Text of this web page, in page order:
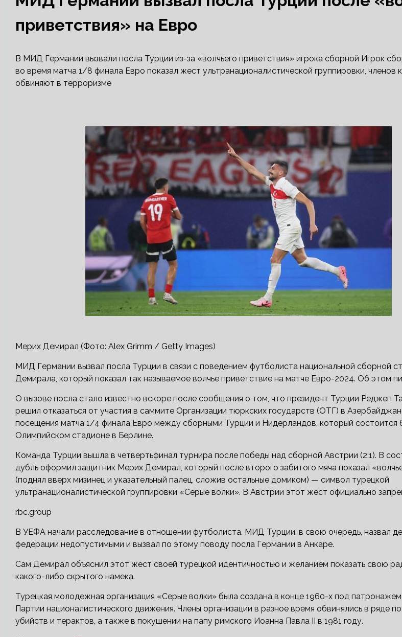
приветствия» на Евро
В МИД Германии вызвали посла Турции из-за «волчьего приветствия» игрока сборной Игрок
во время матча 1/8 финала Евро показал жест ультранационалистической группировки, членов
обвиняют в терроризме
Мерих Демирал (Фото: Alex Grimm / Getty Images)
МИД Германии вызвал посла Турции в связи с поведением футболиста национальной сборной
Демирала, который показал так называемое волчье приветствие на матче Евро-2024. Об этом
О вызове посла стало известно вскоре после сообщения о том, что президент Турции Реджеп
решил отказаться от участия в саммите Организации тюркских государств (ОТГ) в
посещения матча 1/4 финала Евро между сборными Турции и Нидерландов, который состоится
Олимпийском стадионе в Берлине.
Команда Турции вышла в четвертьфинал турнира после победы над сборной Австрии (2:1). В
дубль оформил защитник Мерих Демирал, который после второго забитого мяча показал
(поднял вверх мизинец и указательный палец, сложив остальные домиком) — символ турецкой
ультранационалистической группировки «Серые волки». В Австрии этот жест официально
rbc.group
В УЕФА начали расследование в отношении футболиста. МИД Турции, в свою очередь, назвал
федерации недопустимыми и вызвал по этому поводу посла Германии в Анкаре.
Сам Демирал объяснил этот жест своей турецкой идентичностью и желанием показать свою
какого-либо скрытого намека.
Турецкая молодежная организация «Серые волки» была создана в конце 1960-х под
Партии националистического движения. Члены организации в разное время обвинялись в ряде
убийств и терактов, а также в покушении на папу римского Иоанна Павла II в 1981 году.